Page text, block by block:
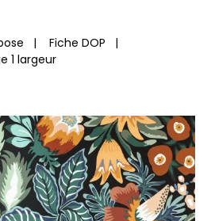
| Fiche DOP |
1 largeur